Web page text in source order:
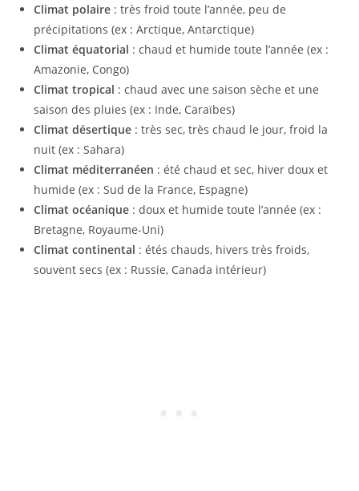
Climat polaire : très froid toute l’année, peu de
précipitations (ex : Arctique, Antarctique)
Climat équatorial : chaud et humide toute l’année (ex :
Amazonie, Congo)
Climat tropical : chaud avec une saison sèche et une
saison des pluies (ex : Inde, Caraïbes)
Climat désertique : très sec, très chaud le jour, froid la
nuit (ex : Sahara)
Climat méditerranéen : été chaud et sec, hiver doux et
humide (ex : Sud de la France, Espagne)
Climat océanique : doux et humide toute l’année (ex :
Bretagne, Royaume-Uni)
Climat continental : étés chauds, hivers très froids,
souvent secs (ex : Russie, Canada intérieur)